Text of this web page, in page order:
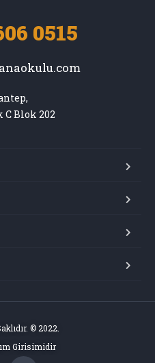
0515
Blok 202
© 2022.
Girisimidir